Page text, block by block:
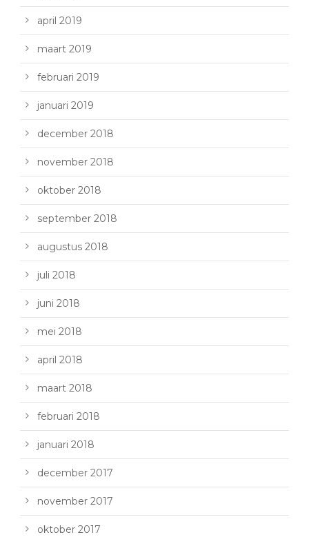
april 2019
maart 2019
februari 2019
januari 2019
december 2018
november 2018
oktober 2018
september 2018
augustus 2018
juli 2018
juni 2018
mei 2018
april 2018
maart 2018
februari 2018
januari 2018
december 2017
november 2017
oktober 2017